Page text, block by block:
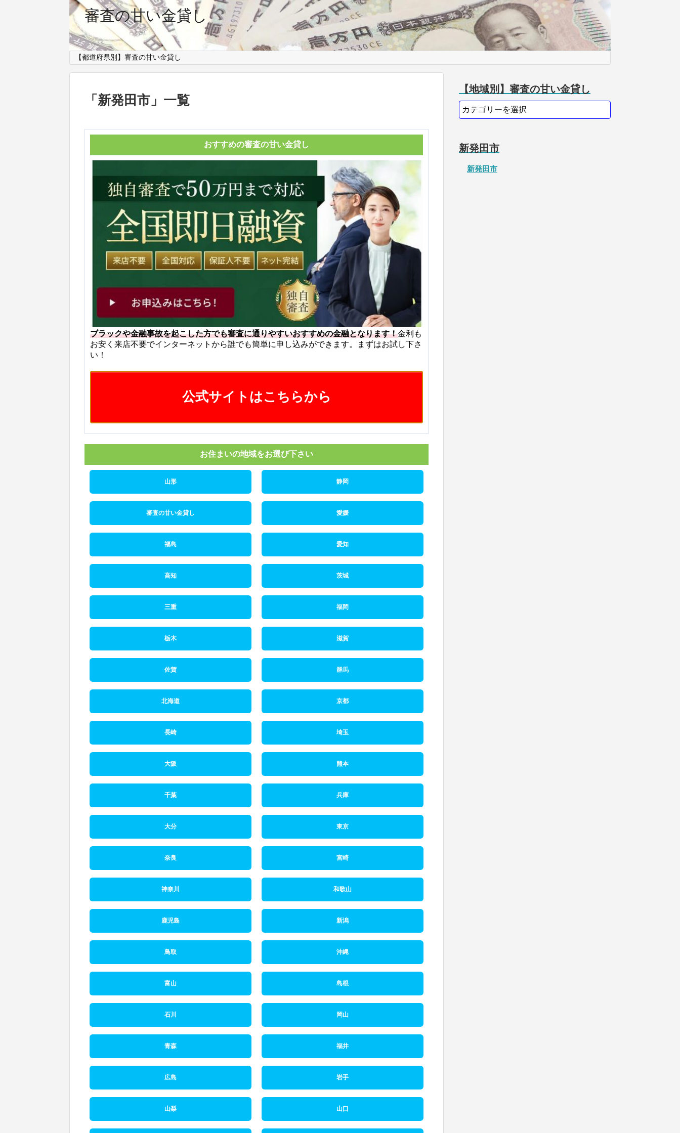
審査の甘い金貸し
【都道府県別】審査の甘い金貸し
「 新発田市 」 一覧
おすすめの審査の甘い金貸し
ブラックや金融事故を起こした方でも審査に通りやすいおすすめの金融となります！金利も
お安く来店不要でインターネットから誰でも簡単に申し込みができます。まずはお試し下さ
い！
公式サイトはこちらから
お住まいの地域をお選び下さい
山形 静岡
審査の甘い金貸し 愛媛
福島 愛知
高知 茨城
三重 福岡
栃木 滋賀
佐賀 群馬
北海道 京都
長崎 埼玉
大阪 熊本
千葉 兵庫
大分 東京
奈良 宮崎
神奈川 和歌山
鹿児島 新潟
鳥取 沖縄
富山 島根
石川 岡山
青森 福井
広島 岩手
山梨 山口
【地域別】審査の甘い金貸し
新発田市
新発田市